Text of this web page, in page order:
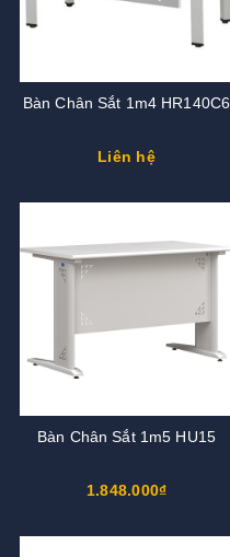
Bàn Chân Sắt 1m4 HR140C6
Liên hệ
Bàn Chân Sắt 1m5 HU15
1.848.000₫